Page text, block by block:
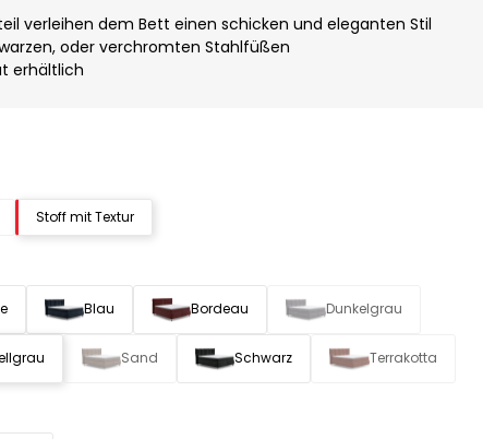
verleihen dem Bett einen schicken und eleganten Stil
oder verchromten Stahlfüßen
erhältlich
Stoff mit Textur
Blau Bordeau Dunkelgrau
Sand Schwarz Terrakotta